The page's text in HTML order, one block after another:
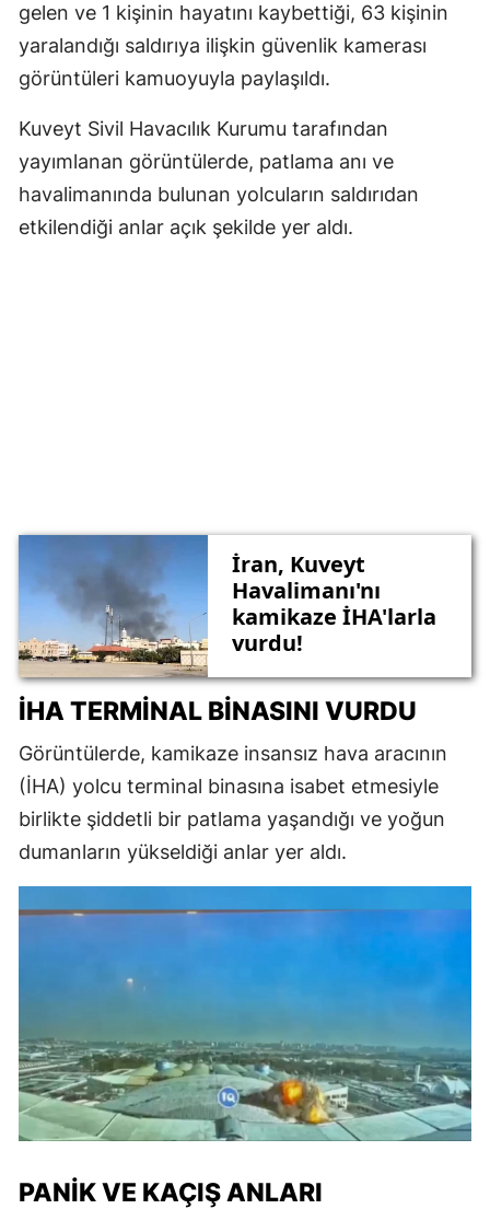
gelen ve 1 kişinin hayatını kaybettiği, 63 kişinin
yaralandığı saldırıya ilişkin güvenlik kamerası
görüntüleri kamuoyuyla paylaşıldı.
Kuveyt Sivil Havacılık Kurumu tarafından
yayımlanan görüntülerde, patlama anı ve
havalimanında bulunan yolcuların saldırıdan
etkilendiği anlar açık şekilde yer aldı.
İran, Kuveyt
Havalimanı'nı
kamikaze İHA'larla
vurdu!
İHA TERMINAL BINASINI VURDU
Görüntülerde, kamikaze insansız hava aracının
(İHA) yolcu terminal binasına isabet etmesiyle
birlikte şiddetli bir patlama yaşandığı ve yoğun
dumanların yükseldiği anlar yer aldı.
PANIK VE KAÇIŞ ANLARI